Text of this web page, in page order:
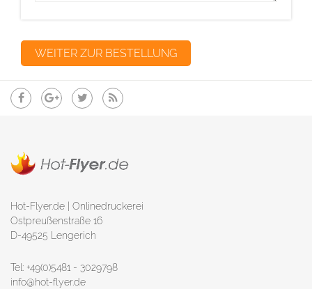
Hot-Flyer.de | Onlinedruckerei
Ostpreußenstraße 16
D-49525 Lengerich
Tel: +49(0)5481 - 3029798
info@hot-flyer.de